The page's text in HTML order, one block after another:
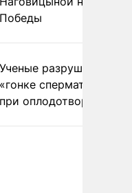
Победы
Ученые разрушили миф
«гонке
при оплодотворении